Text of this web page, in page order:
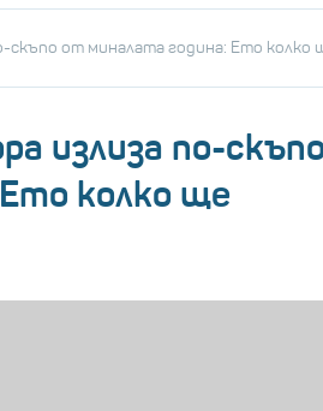
скъпо от миналата година: Eто
излиза по-скъпо
колко ще